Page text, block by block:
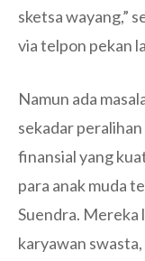
sketsa wayang,”
via telpon pekan
Namun ada
sekadar
finansial yang
para anak muda
Suendra. Mereka
karyawan